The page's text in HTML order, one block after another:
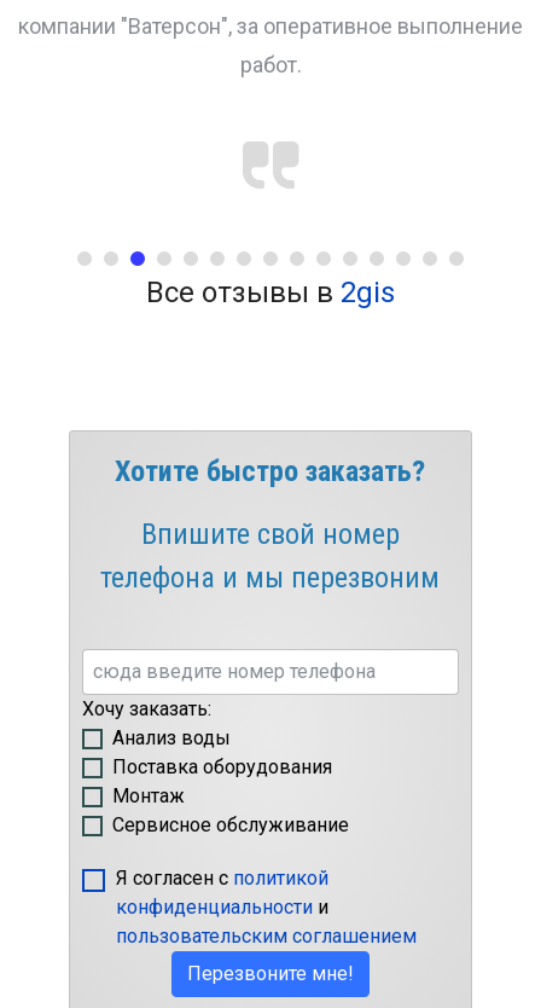
Все отзывы в 2gis
Хотите быстро заказать?
Впишите свой номер
телефона и мы перезвоним
Хочу заказать:
Анализ воды
Поставка оборудования
Монтаж
Сервисное обслуживание
Я согласен с политикой
конфиденциальностии
пользовательским соглашением
Перезвоните мне!